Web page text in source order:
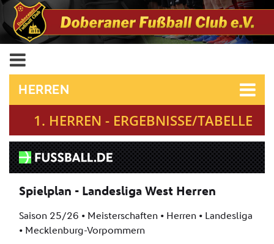
HERREN
1. HERREN - ERGEBNISSE/TABELLE